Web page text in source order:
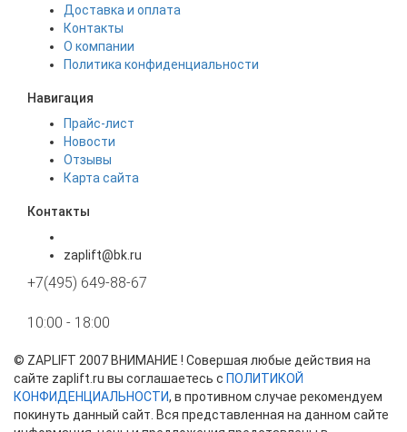
Доставка и оплата
Контакты
О компании
Политика конфиденциальности
Навигация
Прайс-лист
Новости
Отзывы
Карта сайта
Контакты
zaplift@bk.ru
+7(495) 649-88-67
10:00 - 18:00
© ZAPLIFT 2007 ВНИМАНИЕ ! Совершая любые действия на
сайте zaplift.ru вы соглашаетесь с ПОЛИТИКОЙ
КОНФИДЕНЦИАЛЬНОСТИ, в противном случае рекомендуем
покинуть данный сайт. Вся представленная на данном сайте